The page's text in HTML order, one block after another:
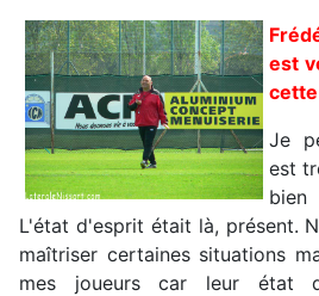
est
Je
est
L'état d'esprit était là, présent.
maîtriser certaines situations
mes joueurs car leur état